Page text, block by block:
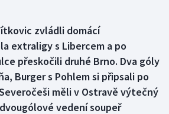
zvládli domácí
extraligy s Libercem a po
přeskočili druhé Brno. Dva góly
Burger s Pohlem si připsali po
měli v Ostravě výtečný
vedení soupeř